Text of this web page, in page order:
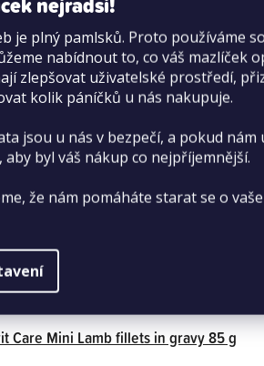
je plný pamlsků. Proto používáme
nabídnout to, co váš mazlíček
zlepšovat uživatelské prostředí,
kolik páníčků u nás nakupuje.
jsou u nás v bezpečí, a pokud
aby byl váš nákup co nejpříjemnější.
že nám pomáháte starat se o
hvězdiček.
Care Mini Lamb fillets in gravy 85 g